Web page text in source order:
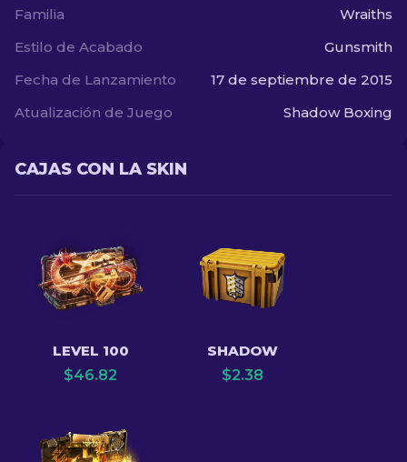
Familia
Wraiths
Estilo de Acabado
Gunsmith
Fecha de Lanzamiento
17 de septiembre de 2015
Atualización de Juego
Shadow Boxing
CAJAS CON LA SKIN
LEVEL 100
$46.82
SHADOW
$2.38